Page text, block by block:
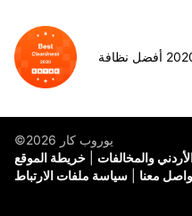
©يوروب كار 2026
خريطة الموقع
والمخالفات
سياسة ملفات الارتباط
معنا